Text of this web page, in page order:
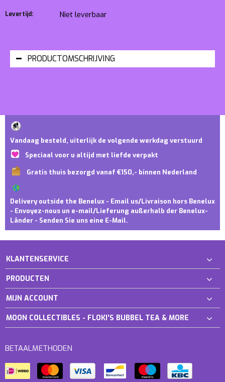
Levertijd: Niet leverbaar
PRODUCTOMSCHRIJVING
Vandaag besteld, uiterlijk de volgende werkdag verstuurd
Speciaal voor u altijd met liefde verpakt
Gratis thuis bezorgd vanaf €150,- binnen Nederland
Delivery outside the Benelux - Email us/Livraison hors Benelux
- Envoyez-nous un e-mail/Lieferung außerhalb der Benelux-
Länder - Senden Sie uns eine E-Mail.
KLANTENSERVICE
PRODUCTEN
MIJN ACCOUNT
MOON COLLECTIBLES - FLOKI'S BUBBEL TEA & MORE
BETAALMETHODEN